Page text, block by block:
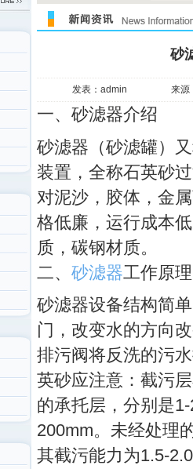
砂
发表：admin 来源
一、砂滤器介绍
砂滤器（砂滤罐）
装置，全称石英砂
对泥沙，胶体，金
格低廉，运行成本
质，碳钢材质。
二、 砂滤器工作原理
砂滤器设备结构简
门，改变水的方向
排污阀将反洗的污
英砂应注意：截污
的承托层，分别是1-
200mm。未经处理
其截污能力为1.5-